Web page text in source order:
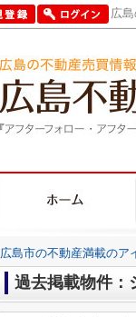
広
広島市の不動産満載のア
過去掲載物件：